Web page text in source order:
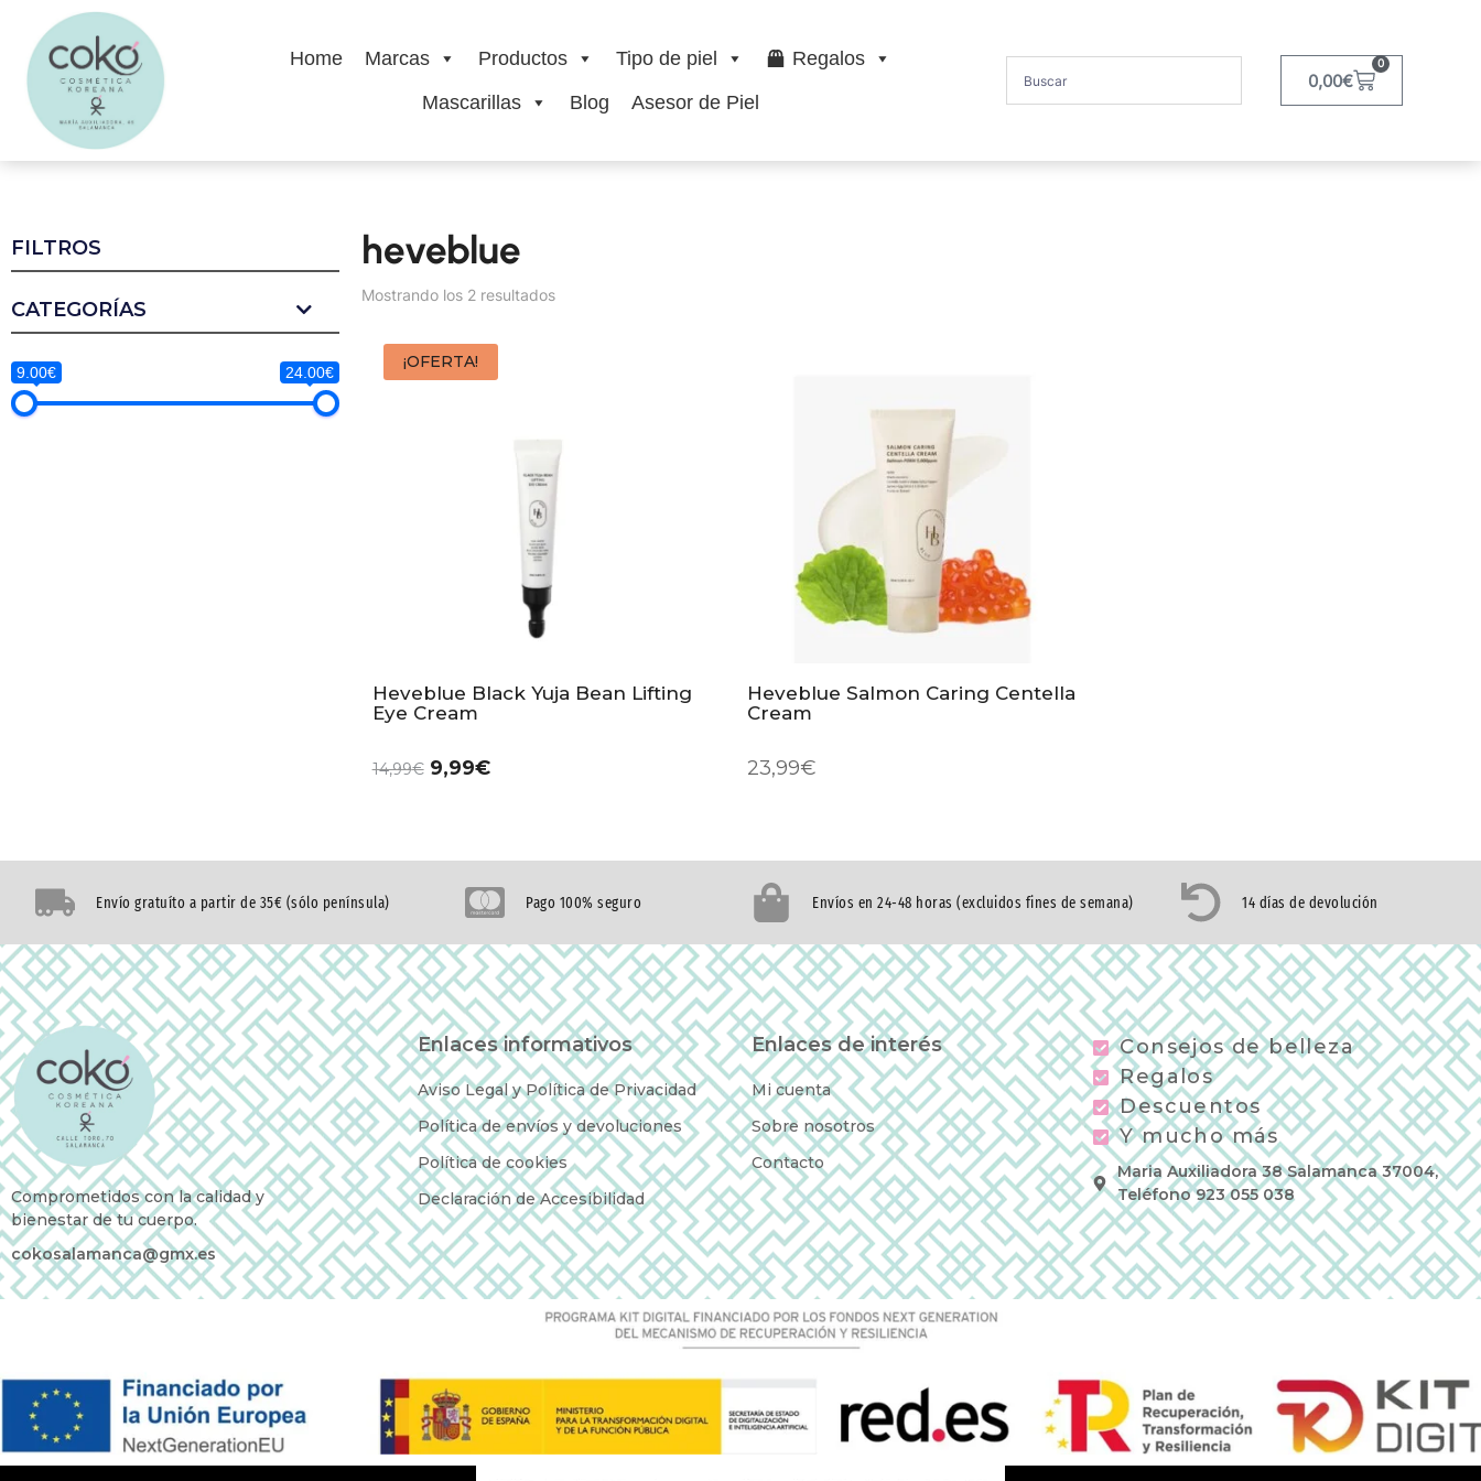
Home Marcas Productos Tipo de piel
Regalos
Mascarillas
Blog Asesor de Piel
0,00€
0
FILTROS
CATEGORÍAS
9.00€ 24.00€
heveblue
Mostrando los 2 resultados
¡OFERTA!
Heveblue Black Yuja Bean Lifting
Eye Cream
14,99€ 9,99€
Heveblue Salmon Caring Centella
Cream
23,99€
Envío gratuíto a partir de 35€ (sólo península) Pago 100% seguro Envíos en 24-48 horas (excluidos fines de semana) 14 días de devolución
Comprometidos con la calidad y
bienestar de tu cuerpo.
cokosalamanca@gmx.es
Enlaces informativos
Aviso Legal y Política de Privacidad
Política de envíos y devoluciones
Política de cookies
Declaración de Accesibilidad
Enlaces de interés
Mi cuenta
Sobre nosotros
Contacto
Consejos de belleza
Regalos
Descuentos
Y mucho más
Maria Auxiliadora 38 Salamanca 37004,
Teléfono 923 055 038